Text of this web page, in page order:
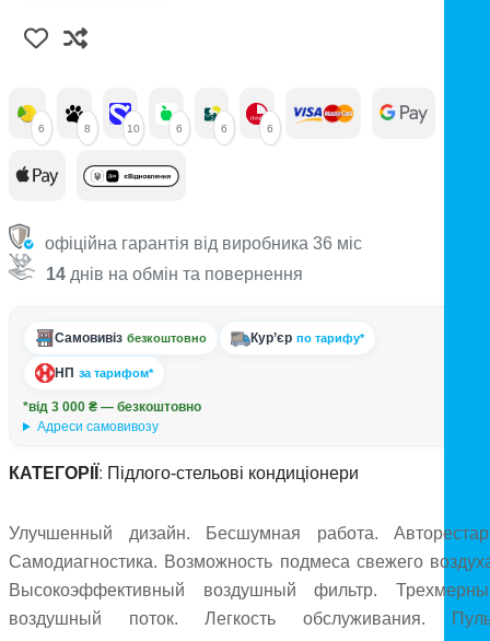
6 8 10 6 6 6
офіційна гарантія від виробника 36 міс
14 днів на обмін та повернення
Самовивіз безкоштовно Кур’єр по тарифу*
НП за тарифом*
*від 3 000 ₴ — безкоштовно
Адреси самовивозу
КАТЕГОРІЇ : Підлого-стельові кондиціонери
Улучшенный дизайн. Бесшумная работа.
Самодиагностика. Возможность подмеса свежего
Высокоэффективный воздушный фильтр.
воздушный поток. Легкость обслуживания.